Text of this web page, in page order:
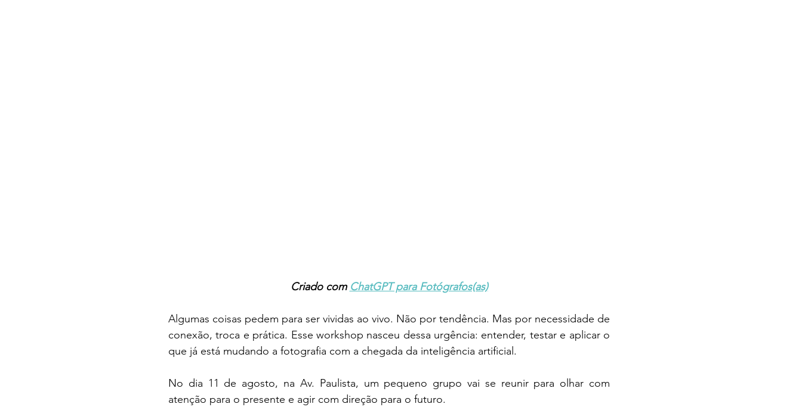
Criado com ChatGPT para Fotógrafos(as)
Algumas coisas pedem para ser vividas ao vivo. Não por tendência. Mas por necessidade de
conexão, troca e prática. Esse workshop nasceu dessa urgência: entender, testar e aplicar o
que já está mudando a fotografia com a chegada da inteligência artificial.
No dia 11 de agosto, na Av. Paulista, um pequeno grupo vai se reunir para olhar com
atenção para o presente e agir com direção para o futuro.